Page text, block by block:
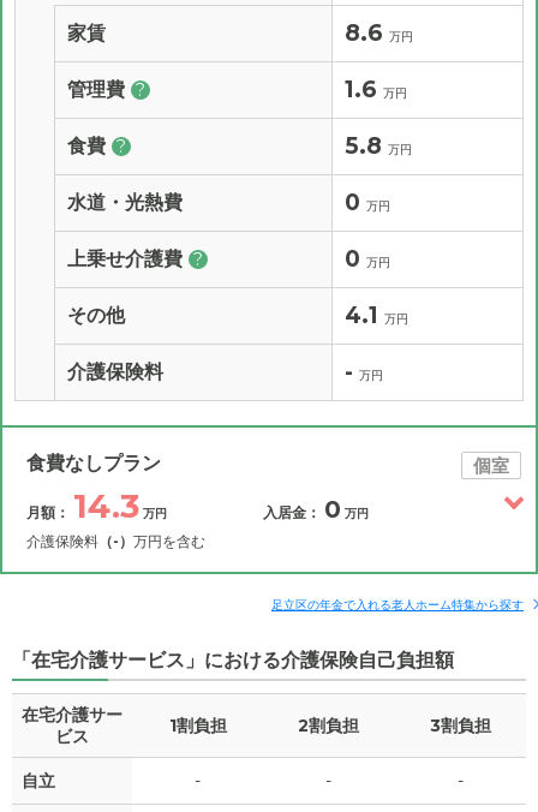
家賃 8.6 万円
管理費 ? 1.6 万円
食費 ? 5.8 万円
水道・光熱費 0 万円
上乗せ介護費 ? 0 万円
その他 4.1 万円
介護保険料 - 万円
食費なしプラン 個室
月額： 14.3 万円
介護保険料 （-） 万円を含む
入居金： 0 万円
補足情報
月額費用 ? 14.3 万円
家賃 8.6
足立区の年金で入れる老人ホーム特集から探す
「在宅介護サービス」における介護保険自己負担額
在宅介護サー
ビス
1割負担 2割負担 3割負担
自立 - - -